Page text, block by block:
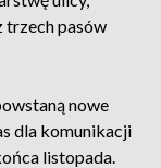
trzech pasów
nowe
dla komunikacji
listopada.